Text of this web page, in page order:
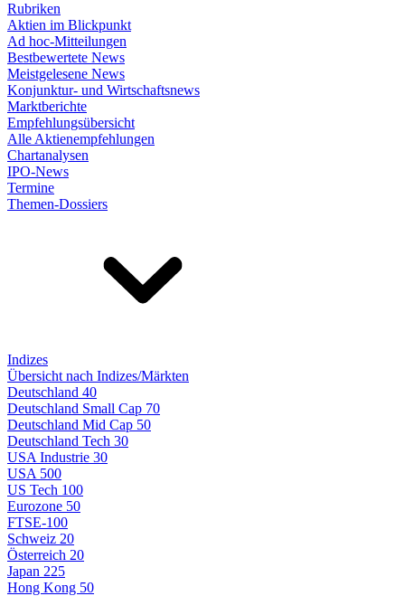
Rubriken
Aktien im Blickpunkt
Ad hoc-Mitteilungen
Bestbewertete News
Meistgelesene News
Konjunktur- und Wirtschaftsnews
Marktberichte
Empfehlungsübersicht
Alle Aktienempfehlungen
Chartanalysen
IPO-News
Termine
Themen-Dossiers
Indizes
Übersicht nach Indizes/Märkten
Deutschland 40
Deutschland Small Cap 70
Deutschland Mid Cap 50
Deutschland Tech 30
USA Industrie 30
USA 500
US Tech 100
Eurozone 50
FTSE-100
Schweiz 20
Österreich 20
Japan 225
Hong Kong 50